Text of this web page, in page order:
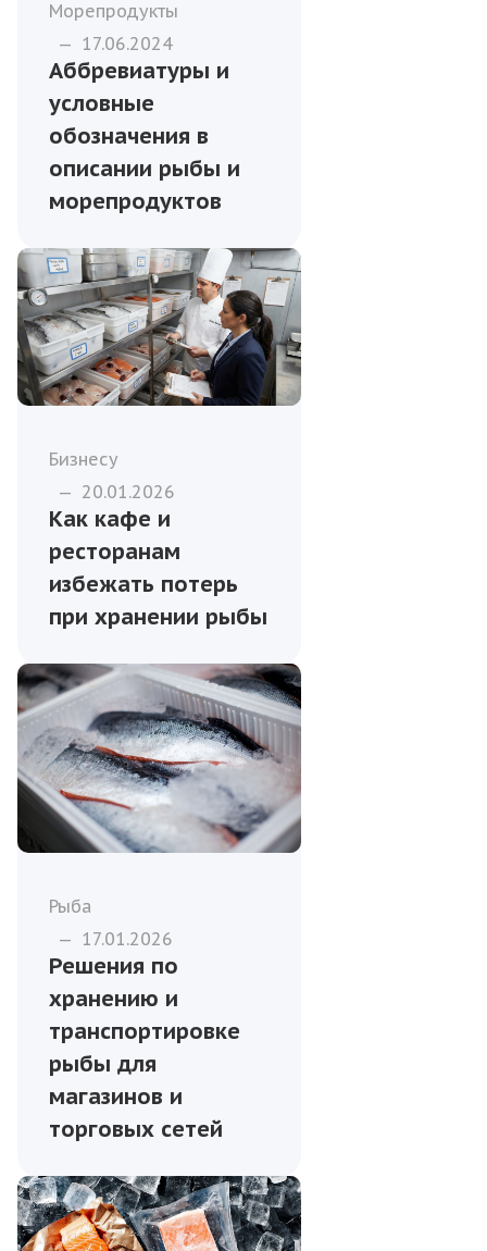
Морепродукты
— 17.06.2024
Аббревиатуры и
условные
обозначения в
описании рыбы и
морепродуктов
Бизнесу
— 20.01.2026
Как кафе и
ресторанам
избежать потерь
при хранении рыбы
Рыба
— 17.01.2026
Решения по
хранению и
транспортировке
рыбы для
магазинов и
торговых сетей